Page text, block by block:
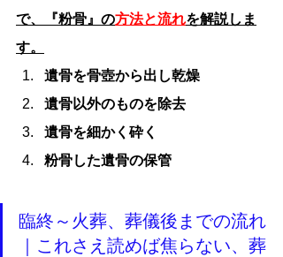
で、『粉骨』の方法と流れを解説しま
す。
遺骨を骨壺から出し乾燥
遺骨以外のものを除去
遺骨を細かく砕く
粉骨した遺骨の保管
臨終～火葬、葬儀後までの流れ
｜これさえ読めば焦らない、葬